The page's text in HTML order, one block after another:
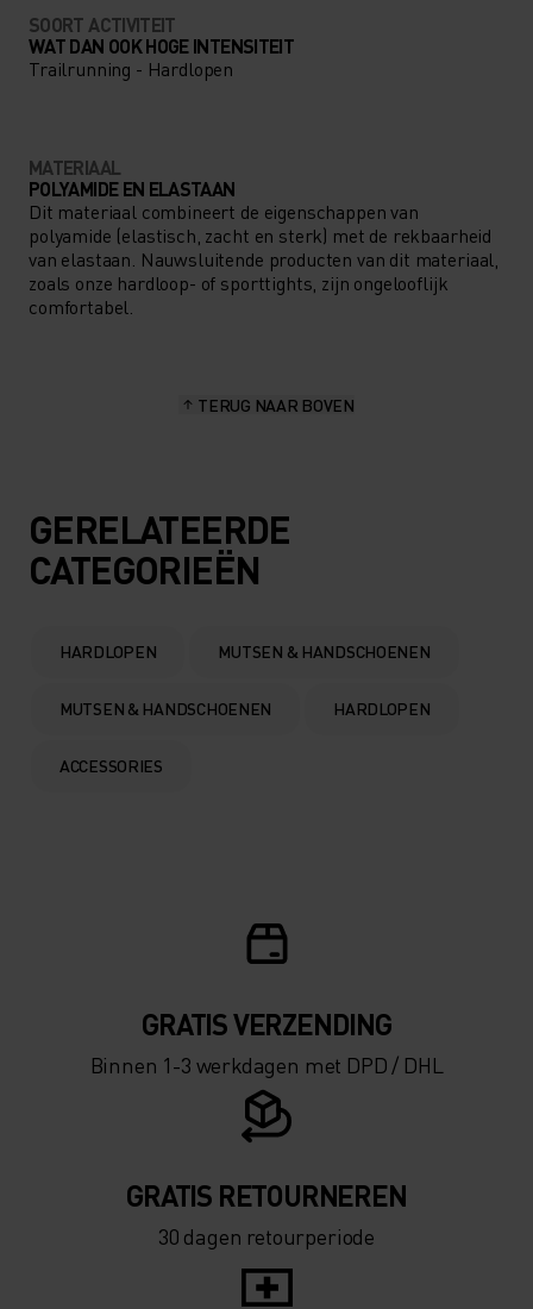
SOORT ACTIVITEIT
WAT DAN OOK HOGE INTENSITEIT
Trailrunning - Hardlopen
MATERIAAL
POLYAMIDE EN ELASTAAN
Dit materiaal combineert de eigenschappen van
polyamide (elastisch, zacht en sterk) met de rekbaarheid
van elastaan. Nauwsluitende producten van dit materiaal,
zoals onze hardloop- of sporttights, zijn ongelooflijk
comfortabel.
TERUG NAAR BOVEN
GERELATEERDE
CATEGORIEËN
HARDLOPEN MUTSEN & HANDSCHOENEN
MUTSEN & HANDSCHOENEN HARDLOPEN
ACCESSORIES
GRATIS VERZENDING​​​​​​​​​​​​​​
Binnen 1-3 werkdagen met DPD / DHL
GRATIS RETOURNEREN
30 dagen retourperiode